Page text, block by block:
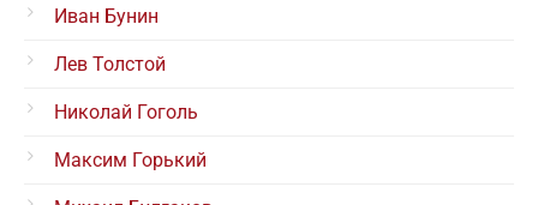
Иван Бунин
Лев Толстой
Николай Гоголь
Максим Горький